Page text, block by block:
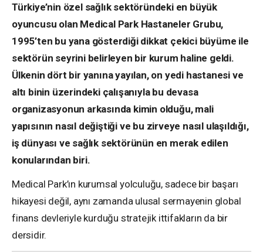
Türkiye’nin özel sağlık sektöründeki en büyük
oyuncusu olan Medical Park Hastaneler Grubu,
1995’ten bu yana gösterdiği dikkat çekici büyüme ile
sektörün seyrini belirleyen bir kurum haline geldi.
Ülkenin dört bir yanına yayılan, on yedi hastanesi ve
altı binin üzerindeki çalışanıyla bu devasa
organizasyonun arkasında kimin olduğu, mali
yapısının nasıl değiştiği ve bu zirveye nasıl ulaşıldığı,
iş dünyası ve sağlık sektörünün en merak edilen
konularından biri.
Medical Park’ın kurumsal yolculuğu, sadece bir başarı
hikayesi değil, aynı zamanda ulusal sermayenin global
finans devleriyle kurduğu stratejik ittifakların da bir
dersidir.